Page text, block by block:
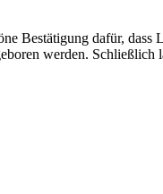
Bestätigung dafür,
werden.